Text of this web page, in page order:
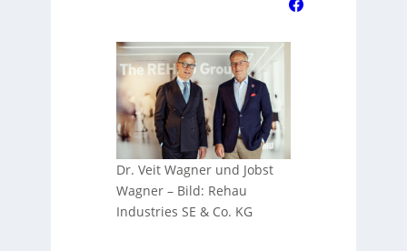
Dr. Veit Wagner und Jobst
Wagner– Bild: Rehau
Industries SE & Co. KG